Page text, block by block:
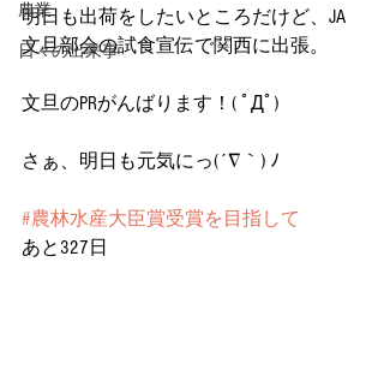
農業
日々の出来事
明日も出荷をしたいところだけど、JA
文旦部会の試食宣伝で関西に出張。
文旦のPRがんばります！( ﾟДﾟ)
さぁ、明日も元気にっ(´∇｀) ﾉ
#農林水産大臣賞受賞を目指して
あと327日